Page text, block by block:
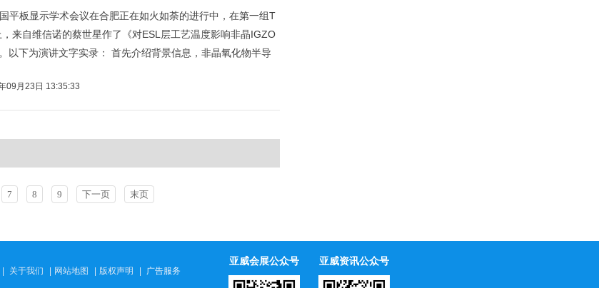
平板显示学术会议在合肥正在如火如荼的进行中，在第一组T
来自维信诺的蔡世星作了《对ESL层工艺温度影响非晶IGZO
以下为演讲文字实录： 首先介绍背景信息，非晶氧化物半导
09月23日 13:35:33
7 8 9 下一页 末页
关于我们 网站地图 版权声明 广告服务
亚威会展公众号 亚威资讯公众号